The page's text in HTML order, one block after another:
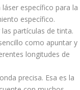
específico para la
específico.
partículas de tinta.
como apuntar y
longitudes de
precisa. Esa es la